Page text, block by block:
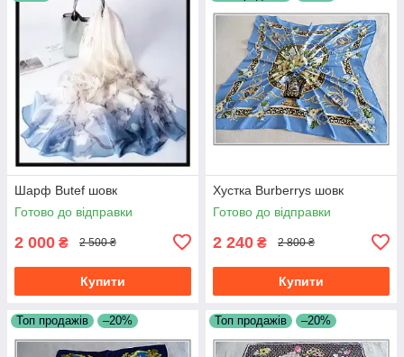
Шарф Butef шовк
Готово до відправки
2 000 ₴ 2 500 ₴
Купити
Хустка Burberrys шовк
Готово до відправки
2 240 ₴ 2 800 ₴
Купити
Топ продажів –20% Топ продажів –20%